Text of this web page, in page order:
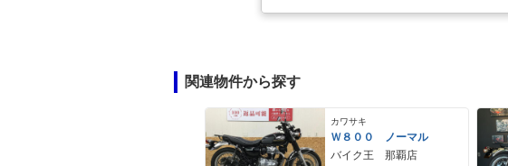
関連物件から探す
カワサキ
Ｗ８００ ノーマル
バイク王 那覇店